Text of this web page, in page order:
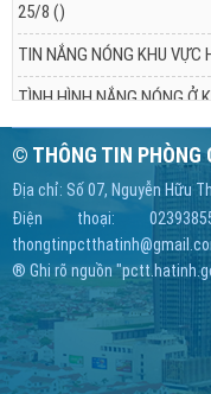
25/8 ()
TIN NẮNG NÓNG KHU
TÌNH HÌNH NẮNG NÓNG Ở
© THÔNG TIN PHÒNG
Địa chỉ: Số 07, Nguyễn Hữu
Điện thoại:
® Ghi rõ nguồn